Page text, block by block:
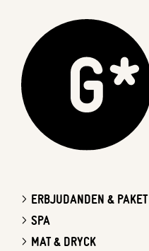
ERBJUDANDEN & PAKET
SPA
MAT & DRYCK